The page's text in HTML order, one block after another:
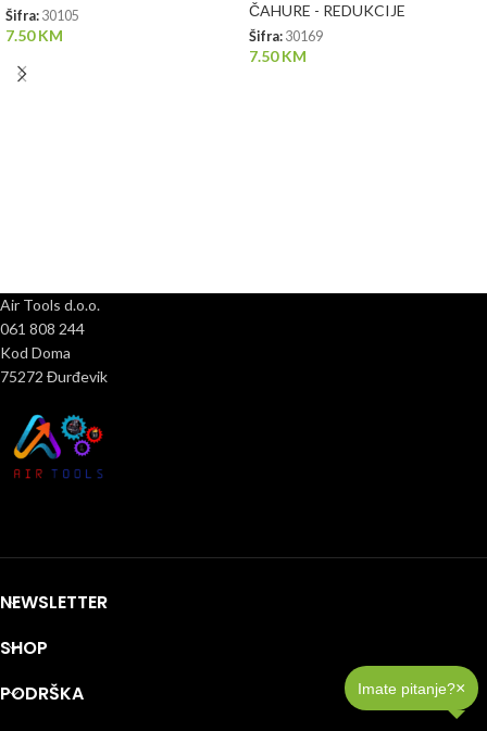
Šifra: 30105
7.50KM
ČAHURE - REDUKCIJE
Šifra: 30169
7.50KM
Air Tools d.o.o.
061 808 244
Kod Doma
75272 Đurđevik
NEWSLETTER
SHOP
PODRŠKA
Imate pitanje?×